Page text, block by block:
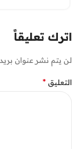
اترك تعليقاً
لن يتم نشر عنوان
التعليق *